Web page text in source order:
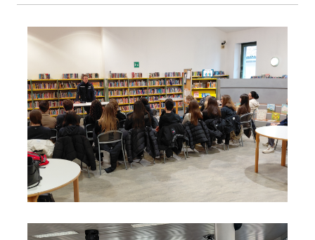
Foto01
Foto02